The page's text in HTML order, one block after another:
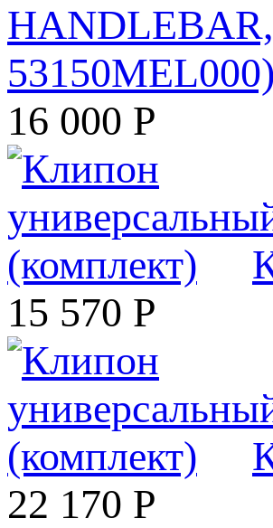
HANDLEBAR,
16 000 Р
15 570 Р
22 170 Р